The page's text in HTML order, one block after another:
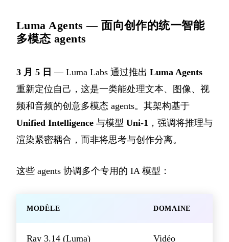
Luma Agents — 面向创作的统一智能
多模态 agents
3 月 5 日 — Luma Labs 通过推出 Luma Agents
重新定位自己，这是一类能处理文本、图像、视
频和音频的创意多模态 agents。其架构基于
Unified Intelligence 与模型 Uni-1 ，强调将推理与
渲染紧密耦合，而非将思考与创作分离。
这些 agents 协调多个专用的 IA 模型：
MODÈLE DOMAINE
Ray 3.14 (Luma) Vidéo